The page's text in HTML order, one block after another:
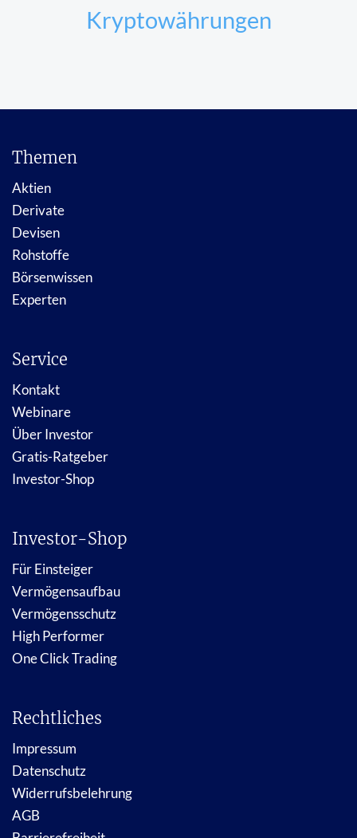
Kryptowährungen
Themen
Aktien
Derivate
Devisen
Rohstoffe
Börsenwissen
Experten
Service
Kontakt
Webinare
Über Investor
Gratis-Ratgeber
Investor-Shop
Investor-Shop
Für Einsteiger
Vermögensaufbau
Vermögensschutz
High Performer
One Click Trading
Rechtliches
Impressum
Datenschutz
Widerrufsbelehrung
AGB